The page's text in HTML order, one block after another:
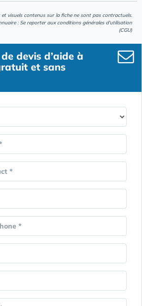
et visuels contenus sur la fiche ne sont pas contractuels.
: Se reporter aux conditions générales d'utilisation
(CGU)
devis d’aide à
et sans
*
*